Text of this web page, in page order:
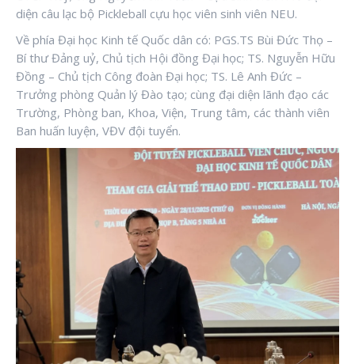
diện câu lạc bộ Pickleball cựu học viên sinh viên NEU.
Về phía Đại học Kinh tế Quốc dân có: PGS.TS Bùi Đức Thọ –
Bí thư Đảng uỷ, Chủ tịch Hội đồng Đại học; TS. Nguyễn Hữu
Đồng – Chủ tịch Công đoàn Đại học; TS. Lê Anh Đức –
Trưởng phòng Quản lý Đào tạo; cùng đại diện lãnh đạo các
Trường, Phòng ban, Khoa, Viện, Trung tâm, các thành viên
Ban huấn luyện, VĐV đội tuyển.